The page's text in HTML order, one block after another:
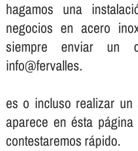
hagamos una
negocios en acero
siempre enviar un
info@fervalles.
es o incluso realizar un
aparece en ésta
contestaremos rápido.